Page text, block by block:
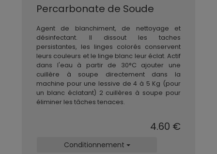
Percarbonate de Soude
Agent de blanchiment, de nettoyage et
désinfectant. Il dissout les taches
persistantes, les linges colorés conservent
leurs couleurs et le linge blanc leur éclat. Actif
dans l'eau à partir de 30°C ajouter une
cuillère à soupe directement dans la
machine pour une lessive de 4 à 5 Kg (pour
un blanc éclatant) 2 cuillères à soupe pour
éliminer les tâches tenaces.
4.60 €
Conditionnement